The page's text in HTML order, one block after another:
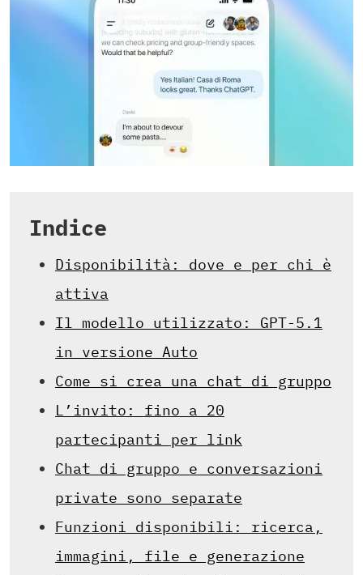
Indice
Disponibilità: dove e per chi è
attiva
Il modello utilizzato: GPT-5.1
in versione Auto
Come si crea una chat di gruppo
L’invito: fino a 20
partecipanti per link
Chat di gruppo e conversazioni
private sono separate
Funzioni disponibili: ricerca,
immagini, file e generazione